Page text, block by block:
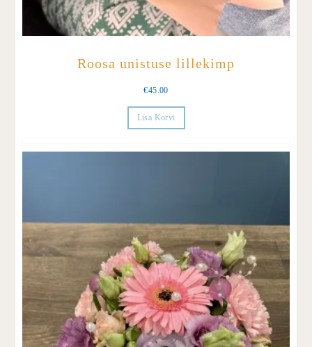
Roosa unistuse lillekimp
€45.00
Lisa Korvi